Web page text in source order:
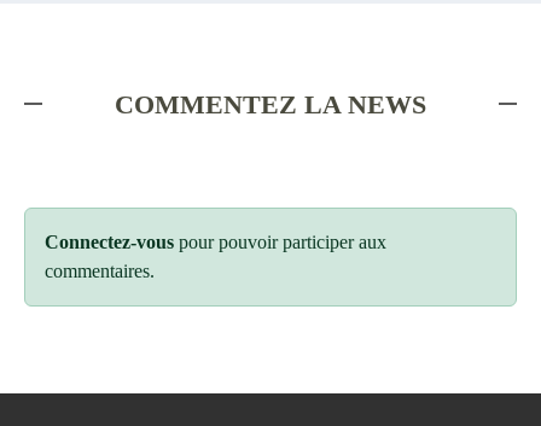
COMMENTEZ LA NEWS
Connectez-vous pour pouvoir participer aux
commentaires.